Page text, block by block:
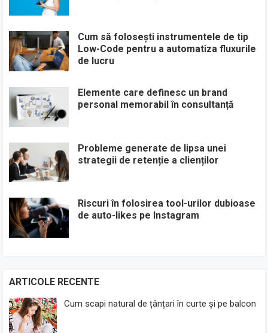
Cum să folosești instrumentele de tip
Low-Code pentru a automatiza fluxurile
de lucru
Elemente care definesc un brand
personal memorabil în consultanță
Probleme generate de lipsa unei
strategii de retenție a clienților
Riscuri în folosirea tool-urilor dubioase
de auto-likes pe Instagram
ARTICOLE RECENTE
Cum scapi natural de țânțari în curte și pe balcon